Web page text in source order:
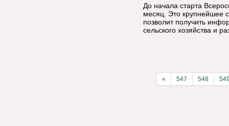
До начала старта
месяц. Это крупнейшее
позволит получить
сельского хозяйства и
« 547 548